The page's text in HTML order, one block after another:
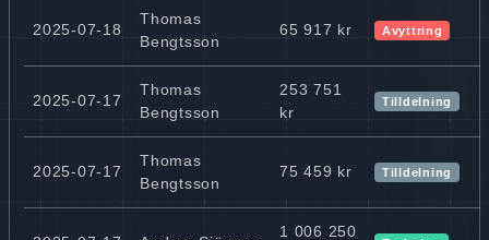
2025-07-18
Thomas
Bengtsson
65 917 kr Avyttring
2025-07-17
Thomas
Bengtsson
253 751
kr
Tilldelning
2025-07-17
Thomas
Bengtsson
75 459 kr Tilldelning
1 006 250